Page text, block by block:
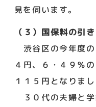
見を伺います。
（３）国保料の引
渋谷区の今年度の
４円、６・４９％
１１５円となりまし
３０代の夫婦と